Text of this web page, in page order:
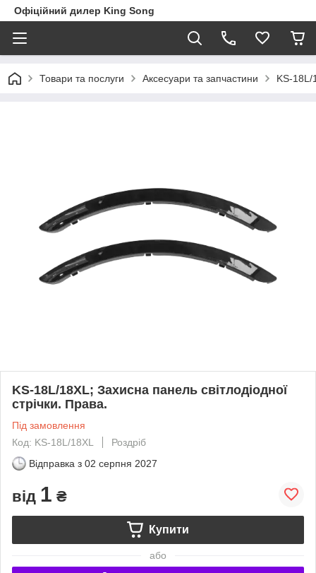
Офіційний дилер King Song
Товари та послуги Аксесуари та запчастини KS-18L/
KS-18L/18XL; Захисна панель світлодіодної
стрічки. Права.
Під замовлення
Код: KS-18L/18XL
Роздріб
Відправка з 02 серпня 2027
від 1 ₴
Купити
або